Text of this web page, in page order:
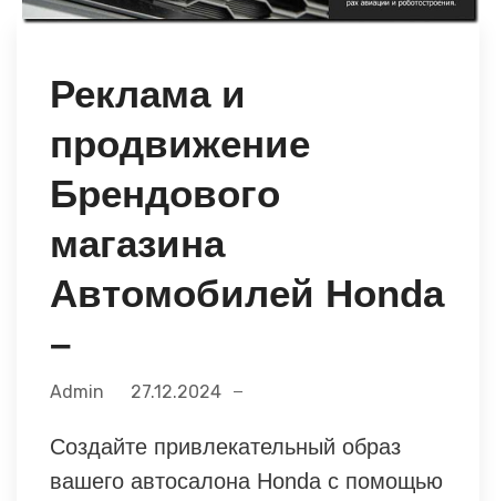
Реклама и
продвижение
Брендового
магазина
Автомобилей Honda
–
Admin 27.12.2024
Создайте привлекательный образ
вашего автосалона Honda с помощью